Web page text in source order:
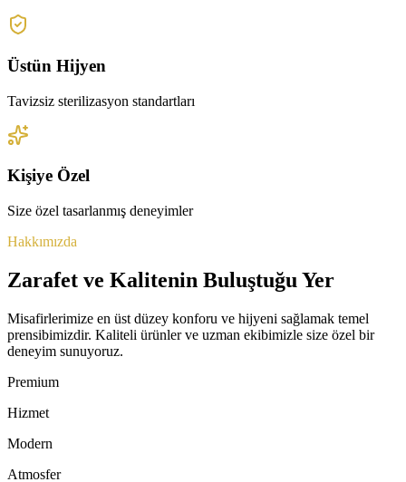
Üstün Hijyen
Tavizsiz sterilizasyon standartları
Kişiye Özel
Size özel tasarlanmış deneyimler
Hakkımızda
Zarafet ve Kalitenin Buluştuğu Yer
Misafirlerimize en üst düzey konforu ve hijyeni sağlamak temel
prensibimizdir. Kaliteli ürünler ve uzman ekibimizle size özel bir
deneyim sunuyoruz.
Premium
Hizmet
Modern
Atmosfer